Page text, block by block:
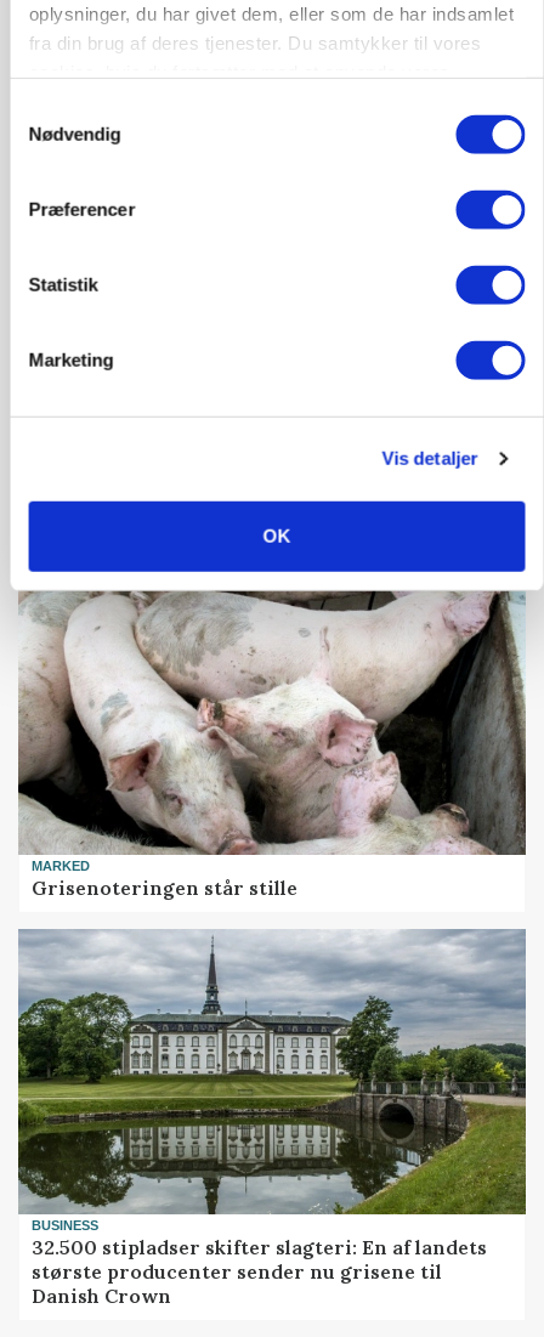
oplysninger, du har givet dem, eller som de har indsamlet
fra din brug af deres tjenester. Du samtykker til vores
Nødvendig
Præferencer
Statistik
Marketing
Vis detaljer
OK
Markvandring sætter fokus på elefantgræs
Danish Crown slår igen i noteringsstrid: Tysk
gab er 3 kroner – ikke 4,30
MARKED
Grisenoteringen står stille
BUSINESS
32.500 stipladser skifter slagteri: En af landets
største producenter sender nu grisene til
Danish Crown